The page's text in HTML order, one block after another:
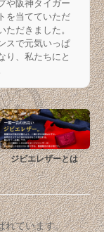
や阪神タイガー
を当てていただ
だきました。
スで元気いっぱ
り、私たちにと
ジビエレザーとは
れています。